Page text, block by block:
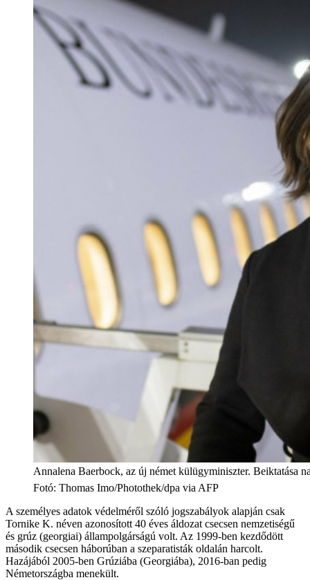
Annalena Baerbock, az új német külügyminiszter. Beiktatása
Fotó: Thomas Imo/Photothek/dpa via AFP
A személyes adatok védelméről szóló jogszabályok alapján csak
Tornike K. néven azonosított 40 éves áldozat csecsen nemzetiségű
és grúz (georgiai) állampolgárságú volt. Az 1999-ben kezdődött
második csecsen háborúban a szeparatisták oldalán harcolt.
Hazájából 2005-ben Grúziába (Georgiába), 2016-ban pedig
Németországba menekült.